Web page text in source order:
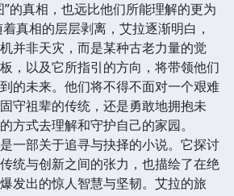
”的真相，也远比他们所能理解的更为
真相的层层剥离，艾拉逐渐明白，
并非天灾，而是某种古老力量的觉
，以及它所指引的方向，将带领他们
的未来。他们将不得不面对一个艰难
守祖辈的传统，还是勇敢地拥抱未
方式去理解和守护自己的家园。
是一部关于追寻与抉择的小说。它探讨
统与创新之间的张力，也描绘了在绝
发出的惊人智慧与坚韧。艾拉的旅